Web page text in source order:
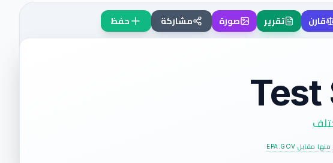
قارن تقرير صورة مشاركة حفظ
Test
منها مقابل EPA.GOV